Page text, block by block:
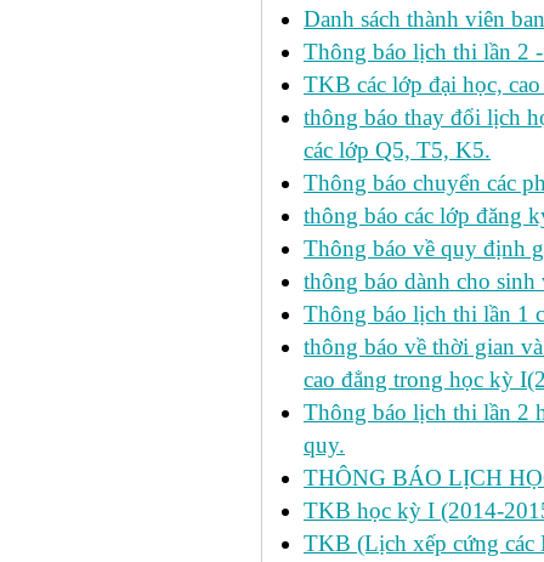
Danh sách thành viên
Thông báo lịch thi lần 2
TKB các lớp đại học,
thông báo thay đổi lịch
các lớp Q5, T5, K5.
Thông báo chuyển các
thông báo các lớp đăng
Thông báo về quy định
thông báo dành cho
Thông báo lịch thi lần 1
thông báo về thời gian
cao đẳng trong học kỳ
Thông báo lịch thi lần 2
quy.
THÔNG BÁO LỊCH
TKB học kỳ I (2014-
TKB (Lịch xếp cứng các